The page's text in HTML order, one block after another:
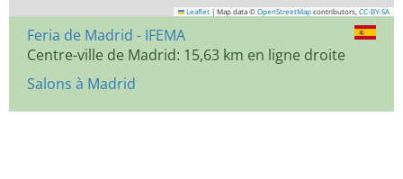
Leaflet | Map data © OpenStreetMap contributors, CC-BY-SA
Feria de Madrid - IFEMA
Centre-ville de Madrid: 15,63 km en ligne droite
Salons à Madrid